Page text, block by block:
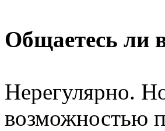
Общаетесь ли
Нерегулярно.
возможностью